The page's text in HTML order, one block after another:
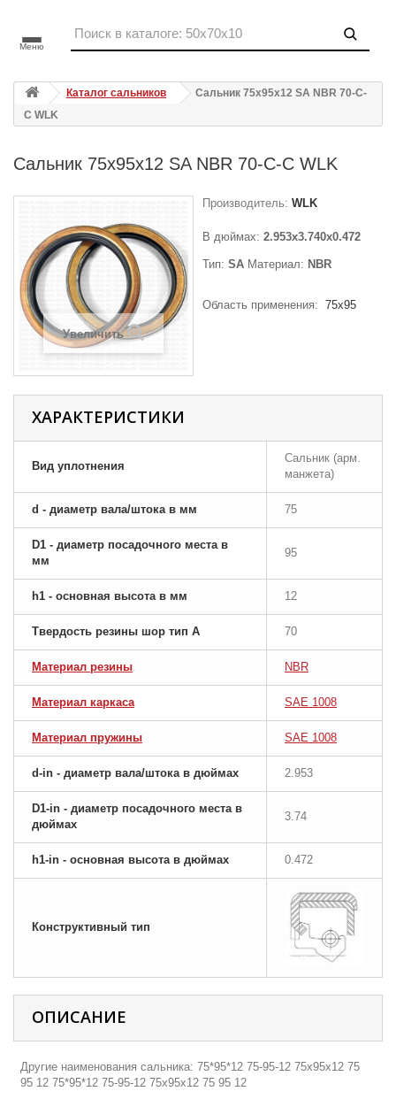
Меню
Каталог сальников
Сальник 75x95x12 SA NBR 70-C-
C WLK
Сальник 75x95x12 SA NBR 70-C-C WLK
Увеличить
Производитель: WLK
В дюймах: 2.953x3.740x0.472
Тип: SA Материал: NBR
Область применения: 75x95
ХАРАКТЕРИСТИКИ
Вид уплотнения
Сальник (арм.
манжета)
d - диаметр вала/штока в мм 75
D1 - диаметр посадочного места в
мм
95
h1 - основная высота в мм 12
Твердость резины шор тип A 70
Материал резины NBR
Материал каркаса SAE 1008
Материал пружины SAE 1008
d-in - диаметр вала/штока в дюймах 2.953
D1-in - диаметр посадочного места в
дюймах
3.74
h1-in - основная высота в дюймах 0.472
Конструктивный тип
ОПИСАНИЕ
Другие наименования сальника: 75*95*12 75-95-12 75х95х12 75
95 12 75*95*12 75-95-12 75х95х12 75 95 12